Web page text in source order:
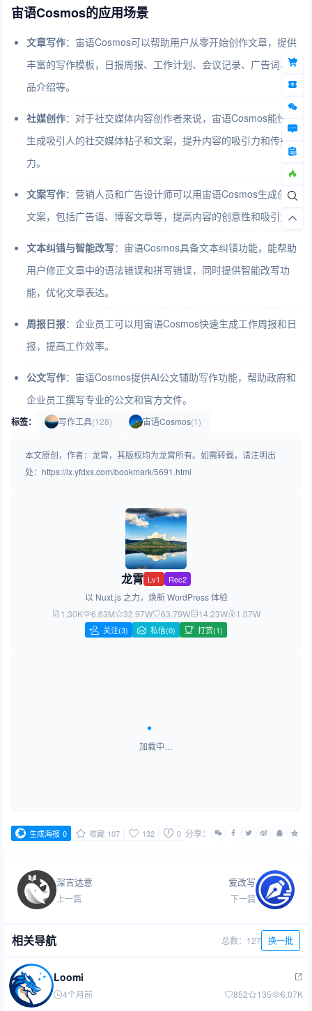
宙语Cosmos的应用场景
文章写作：宙语Cosmos可以帮助用户从零开始创作文章，提供
丰富的写作模板，日报周报、工作计划、会议记录、广告词、产
品介绍等。
社媒创作：对于社交媒体内容创作者来说，宙语Cosmos能快速
生成吸引人的社交媒体帖子和文案，提升内容的吸引力和传播
力。
文案写作：营销人员和广告设计师可以用宙语Cosmos生成创意
文案，包括广告语、博客文章等，提高内容的创意性和吸引力。
文本纠错与智能改写：宙语Cosmos具备文本纠错功能，能帮助
用户修正文章中的语法错误和拼写错误，同时提供智能改写功
能，优化文章表达。
周报日报：企业员工可以用宙语Cosmos快速生成工作周报和日
报，提高工作效率。
公文写作：宙语Cosmos提供AI公文辅助写作功能，帮助政府和
企业员工撰写专业的公文和官方文件。
标签： 写作工具(128) 宙语Cosmos(1)
本文原创，作者：龙霄，其版权均为龙霄所有。如需转载，请注明出
处：https://lx.yfdxs.com/bookmark/5691.html
龙霄 Lv1 Rec2
以 Nuxt.js 之力，焕新 WordPress 体验
1.30K
6.63M 32.97W 63.79W 14.23W 1.07W
关注(3) 私信(0) 打赏(1)
加载中…
生成海报 0 收藏 107 132 0 分享：
深言达意
上一篇
爱改写
下一篇
相关导航 总数：127 换一批
Loomi
4个月前 852 135 6.07K